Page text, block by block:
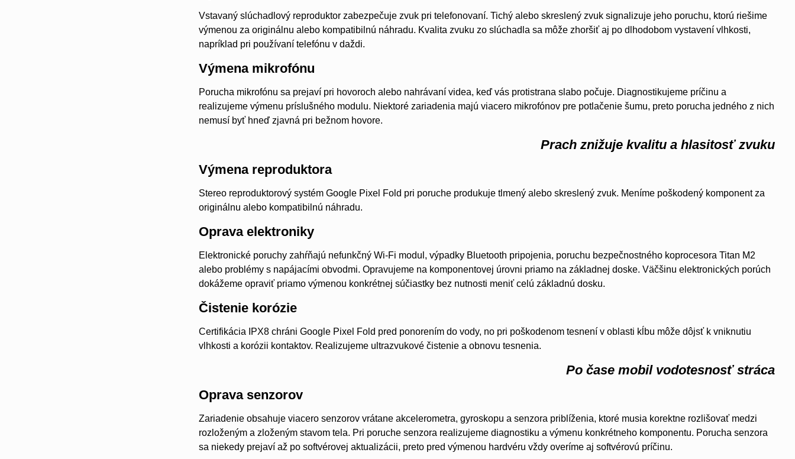
Vstavaný slúchadlový reproduktor zabezpečuje zvuk pri telefonovaní. Tichý alebo skreslený zvuk signalizuje jeho poruchu, ktorú riešime
výmenou za originálnu alebo kompatibilnú náhradu. Kvalita zvuku zo slúchadla sa môže zhoršiť aj po dlhodobom vystavení vlhkosti,
napríklad pri používaní telefónu v daždi.
Výmena mikrofónu
Porucha mikrofónu sa prejaví pri hovoroch alebo nahrávaní videa, keď vás protistrana slabo počuje. Diagnostikujeme príčinu a
realizujeme výmenu príslušného modulu. Niektoré zariadenia majú viacero mikrofónov pre potlačenie šumu, preto porucha jedného z nich
nemusí byť hneď zjavná pri bežnom hovore.
Prach znižuje kvalitu a hlasitosť zvuku
Výmena reproduktora
Stereo reproduktorový systém Google Pixel Fold pri poruche produkuje tlmený alebo skreslený zvuk. Meníme poškodený komponent za
originálnu alebo kompatibilnú náhradu.
Oprava elektroniky
Elektronické poruchy zahŕňajú nefunkčný Wi-Fi modul, výpadky Bluetooth pripojenia, poruchu bezpečnostného koprocesora Titan M2
alebo problémy s napájacími obvodmi. Opravujeme na komponentovej úrovni priamo na základnej doske. Väčšinu elektronických porúch
dokážeme opraviť priamo výmenou konkrétnej súčiastky bez nutnosti meniť celú základnú dosku.
Čistenie korózie
Certifikácia IPX8 chráni Google Pixel Fold pred ponorením do vody, no pri poškodenom tesnení v oblasti kĺbu môže dôjsť k vniknutiu
vlhkosti a korózii kontaktov. Realizujeme ultrazvukové čistenie a obnovu tesnenia.
Po čase mobil vodotesnosť stráca
Oprava senzorov
Zariadenie obsahuje viacero senzorov vrátane akcelerometra, gyroskopu a senzora priblíženia, ktoré musia korektne rozlišovať medzi
rozloženým a zloženým stavom tela. Pri poruche senzora realizujeme diagnostiku a výmenu konkrétneho komponentu. Porucha senzora
sa niekedy prejaví až po softvérovej aktualizácii, preto pred výmenou hardvéru vždy overíme aj softvérovú príčinu.